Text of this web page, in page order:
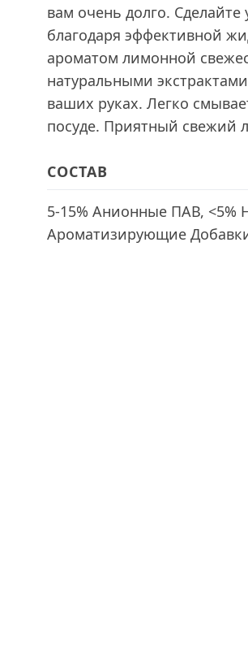
вам очень долго.
благодаря эффективной
ароматом лимонной
натуральными
ваших руках. Легко
посуде. Приятный свежий
СОСТАВ
5-15% Анионные ПАВ, <5%
Ароматизирующие